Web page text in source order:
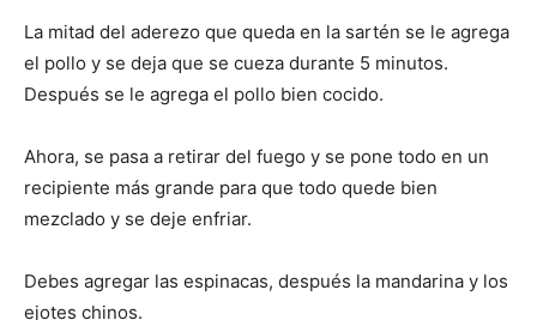
La mitad del aderezo que queda en la sartén se le agrega
el pollo y se deja que se cueza durante 5 minutos.
Después se le agrega el pollo bien cocido.
Ahora, se pasa a retirar del fuego y se pone todo en un
recipiente más grande para que todo quede bien
mezclado y se deje enfriar.
Debes agregar las espinacas, después la mandarina y los
ejotes chinos.